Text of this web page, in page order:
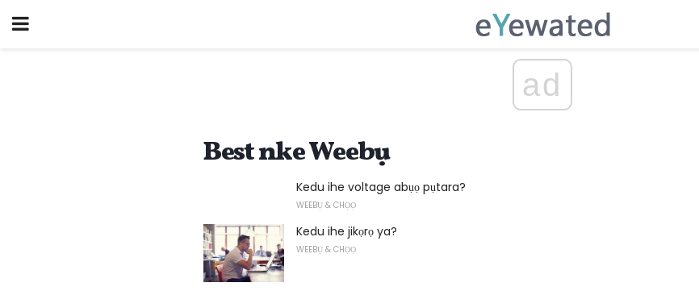
ad
Best nke Weebụ
Kedu ihe voltage abụọ pụtara?
WEEBỤ & CHỌỌ
Kedu ihe jikọrọ ya?
WEEBỤ & CHỌỌ